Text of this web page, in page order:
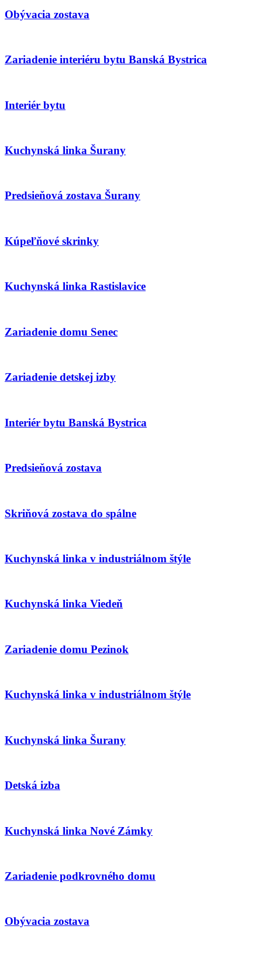
Obývacia zostava
Zariadenie interiéru bytu Banská Bystrica
Interiér bytu
Kuchynská linka Šurany
Predsieňová zostava Šurany
Kúpeľňové skrinky
Kuchynská linka Rastislavice
Zariadenie domu Senec
Zariadenie detskej izby
Interiér bytu Banská Bystrica
Predsieňová zostava
Skriňová zostava do spálne
Kuchynská linka v industriálnom štýle
Kuchynská linka Viedeň
Zariadenie domu Pezinok
Kuchynská linka v industriálnom štýle
Kuchynská linka Šurany
Detská izba
Kuchynská linka Nové Zámky
Zariadenie podkrovného domu
Obývacia zostava